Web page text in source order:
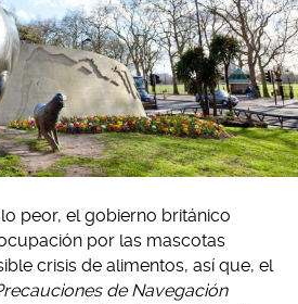
peor, el gobierno británico
por las mascotas
crisis de alimentos, así que, el
de Navegación